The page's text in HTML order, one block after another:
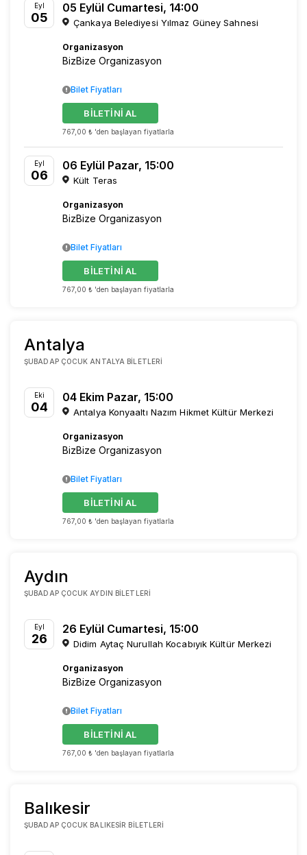
Eyl
05
05 Eylül Cumartesi, 14:00
Çankaya Belediyesi Yılmaz Güney Sahnesi
Organizasyon
BizBize Organizasyon
767,00 ₺ 'den başlayan fiyatlarla
BİLETİNİ AL
Bilet Fiyatları
Eyl
06
06 Eylül Pazar, 15:00
Kült Teras
Organizasyon
BizBize Organizasyon
767,00 ₺ 'den başlayan fiyatlarla
BİLETİNİ AL
Bilet Fiyatları
Antalya
ŞUBADAP ÇOCUK ANTALYA BILETLERI
Eki
04
04 Ekim Pazar, 15:00
Antalya Konyaaltı Nazım Hikmet Kültür Merkezi
Organizasyon
BizBize Organizasyon
767,00 ₺ 'den başlayan fiyatlarla
BİLETİNİ AL
Bilet Fiyatları
Aydın
ŞUBADAP ÇOCUK AYDIN BILETLERI
Eyl
26
26 Eylül Cumartesi, 15:00
Didim Aytaç Nurullah Kocabıyık Kültür Merkezi
Organizasyon
BizBize Organizasyon
767,00 ₺ 'den başlayan fiyatlarla
BİLETİNİ AL
Bilet Fiyatları
Balıkesir
ŞUBADAP ÇOCUK BALIKESIR BILETLERI